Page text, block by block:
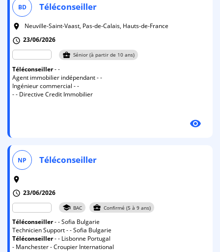
BD Téléconseiller
room
Neuville-Saint-Vaast, Pas-de-Calais, Hauts-de-France
schedule 23/06/2026
business_center Sénior (à partir de 10 ans)
Téléconseiller- -
Agent immobilier indépendant - -
Ingénieur commercial - -
- - Directive Credit Immobilier
visibility
NP Téléconseiller
room
schedule 23/06/2026
school BAC business_center Confirmé (5 à 9 ans)
Téléconseiller- - Sofia Bulgarie
Technicien Support - - Sofia Bulgarie
Téléconseiller- - Lisbonne Portugal
- Manchester - Croupier International